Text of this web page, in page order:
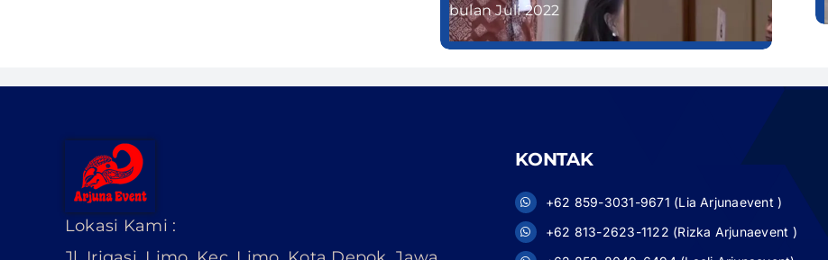
bulan Juli 2022
Lokasi Kami :
KONTAK
+62 859-3031-9671 (Lia Arjunaevent )
+62 813-2623-1122 (Rizka Arjunaevent )